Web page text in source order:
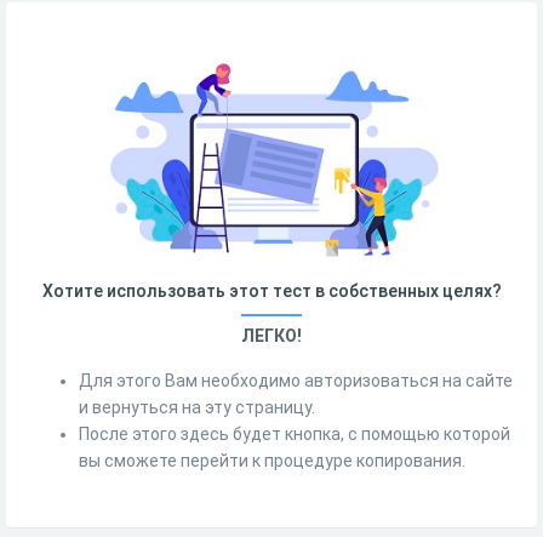
Хотите использовать этот тест в собственных целях?
ЛЕГКО!
Для этого Вам необходимо авторизоваться на сайте
и вернуться на эту страницу.
После этого здесь будет кнопка, с помощью которой
вы сможете перейти к процедуре копирования.